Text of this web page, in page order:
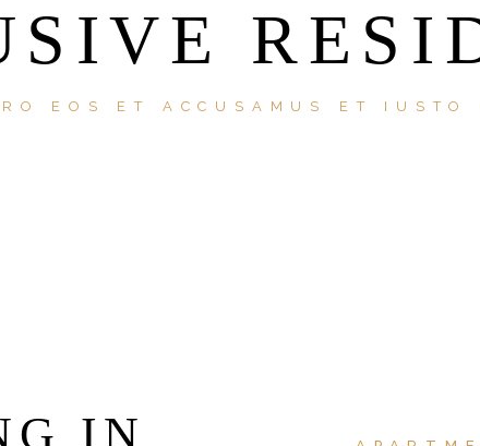
EOS ET ACCUSAMUS ET IUSTO
IN